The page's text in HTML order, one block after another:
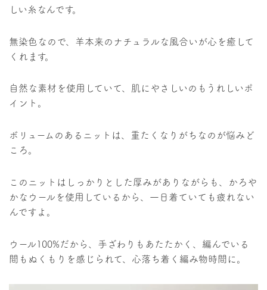
しい糸なんです。
無染色なので、羊本来のナチュラルな風合いが心を癒して
くれます。
自然な素材を使用していて、肌にやさしいのもうれしいポ
イント。
ボリュームのあるニットは、重たくなりがちなのが悩みど
ころ。
このニットはしっかりとした厚みがありながらも、かろや
かなウールを使用しているから、一日着ていても疲れない
んですよ。
ウール100%だから、手ざわりもあたたかく、編んでいる
間もぬくもりを感じられて、心落ち着く編み物時間に。